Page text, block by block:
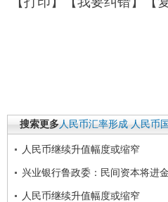
搜索更多人民币汇率形成 人民币
人民币继续升值幅度或缩窄
兴业银行鲁政委：民间资本将进
人民币继续升值幅度或缩窄